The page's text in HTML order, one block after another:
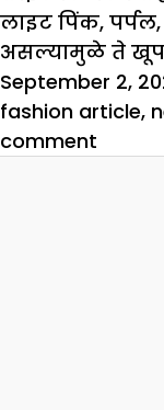
लाइट पिंक,
असल्यामुळे ते
Posted
on
September 2,
fashion article,
comment